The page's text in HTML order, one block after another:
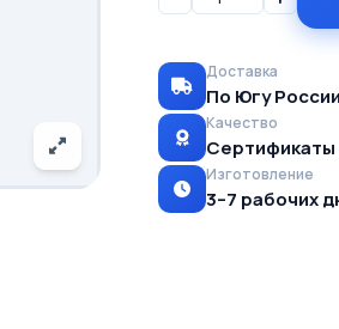
Доставка
По Югу России
Качество
Изготовление
3–7 рабочих